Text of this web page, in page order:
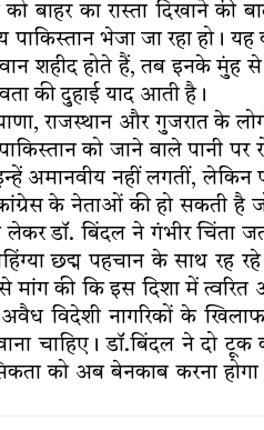
को बाहर का रास्ता दिखाने
भेजा जा रहा हो। यह
शहीद होते हैं, तब इनके मुंह
की दुहाई याद आती है।
राजस्थान और गुजरात के
को जाने वाले पानी
इन्हें अमानवीय नहीं लगतीं,
के नेताओं की हो सकती है
लेकर डॉ. बिंदल ने गंभीर चिंता
छद्म पहचान के साथ रह
मांग की कि इस दिशा में त्वरित
विदेशी नागरिकों के
चाहिए। डॉ.बिंदल ने दो
को अब बेनकाब करना